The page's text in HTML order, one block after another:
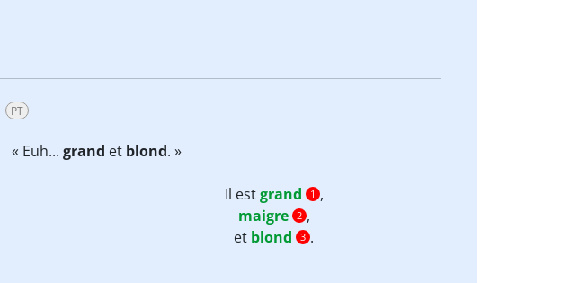
PT
« Euh... grand et blond. »
Il estgrand 1 ,
maigre
2 ,
et blond 3 .